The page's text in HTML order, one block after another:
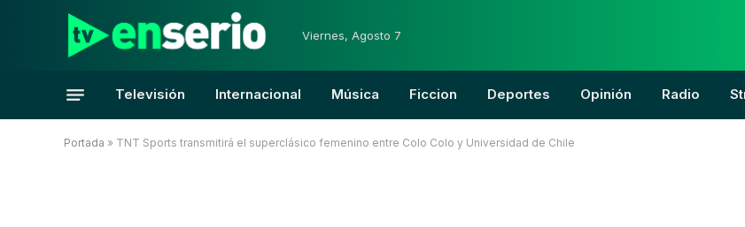
Viernes, Agosto 7
Televisión Internacional Música Ficcion Deportes Opinión Radio
Portada » TNT Sports transmitirá el superclásico femenino entre Colo Colo y Universidad de Chile